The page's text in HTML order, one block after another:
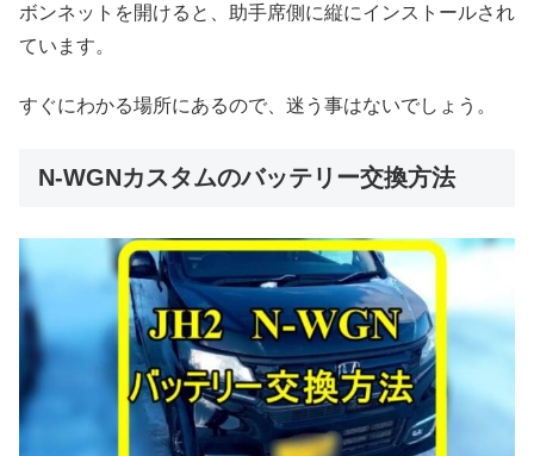
ボンネットを開けると、助手席側に縦にインストールされ
ています。
すぐにわかる場所にあるので、迷う事はないでしょう。
N-WGNカスタムのバッテリー交換方法